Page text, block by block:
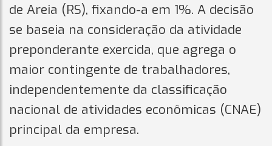
de Areia (RS), fixando-a em 1%. A decisão
se baseia na consideração da atividade
preponderante exercida, que agrega o
maior contingente de trabalhadores,
independentemente da classificação
nacional de atividades econômicas (CNAE)
principal da empresa.